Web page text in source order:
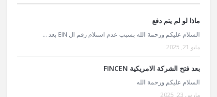
ماذا لو لم يتم دفع
السلام عليكم ورحمة الله بسبب عدم استلام رقم ال EIN بعد ...
مايو 21, 2025
بعد فتح الشركة الامريكية FINCEN
السلام عليكم ورحمة الله
مارس 23, 2025